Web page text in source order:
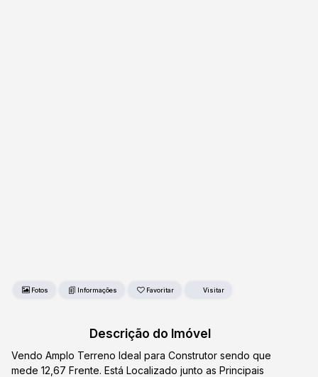
Fotos Favoritar
Descrição do Imóvel
Vendo Amplo Terreno Ideal para Construtor sendo que
mede 12,67 Frente. Está Localizado junto as Principais